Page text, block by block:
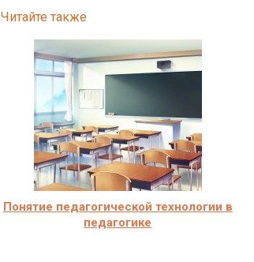
Читайте также
Понятие педагогической технологии в
педагогике